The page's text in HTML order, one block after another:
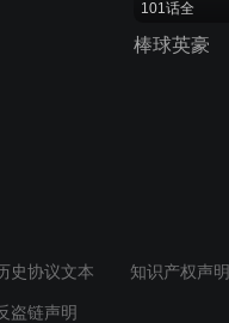
101话全
棒球英豪
史协议文本 知识产权声明
盗链声明